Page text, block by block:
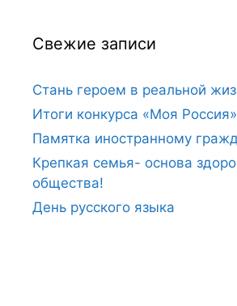
Свежие записи
Стань героем в реальной
Итоги конкурса «Моя Россия»
Памятка иностранному
Крепкая семья- основа
общества!
День русского языка